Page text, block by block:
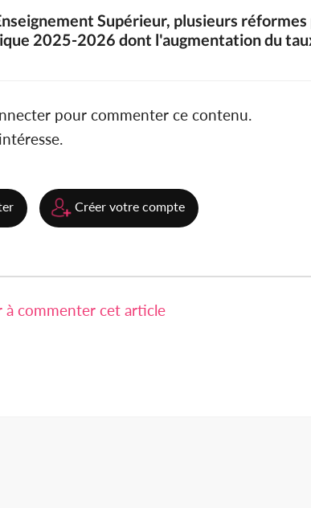
Supérieur, plusieurs
2025-2026 dont l'augmentation du
pour commenter ce contenu.
Créer votre compte
à commenter cet article